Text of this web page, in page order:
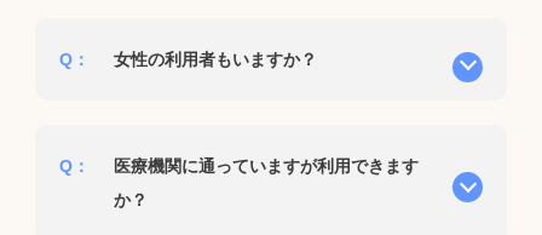
Q： 女性の利用者もいますか？
Q：
医療機関に通っていますが利用できます
か？